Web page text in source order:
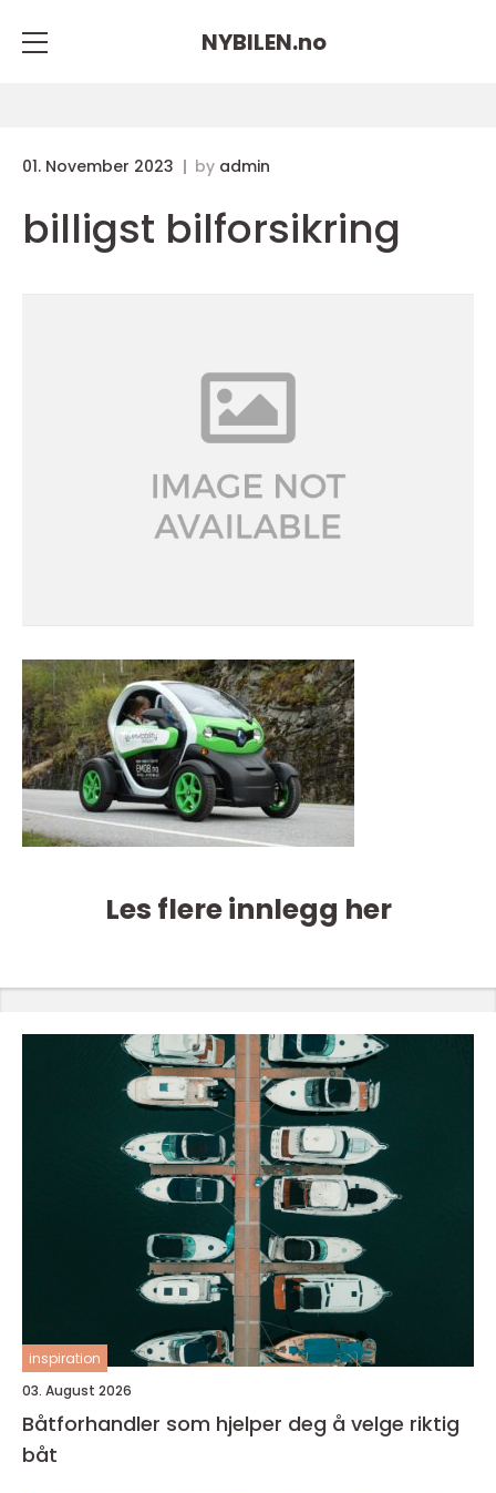
NYBILEN.no
01. November 2023 by admin
billigst bilforsikring
Les flere innlegg her
inspiration
03. August 2026
Båtforhandler som hjelper deg å velge riktig
båt